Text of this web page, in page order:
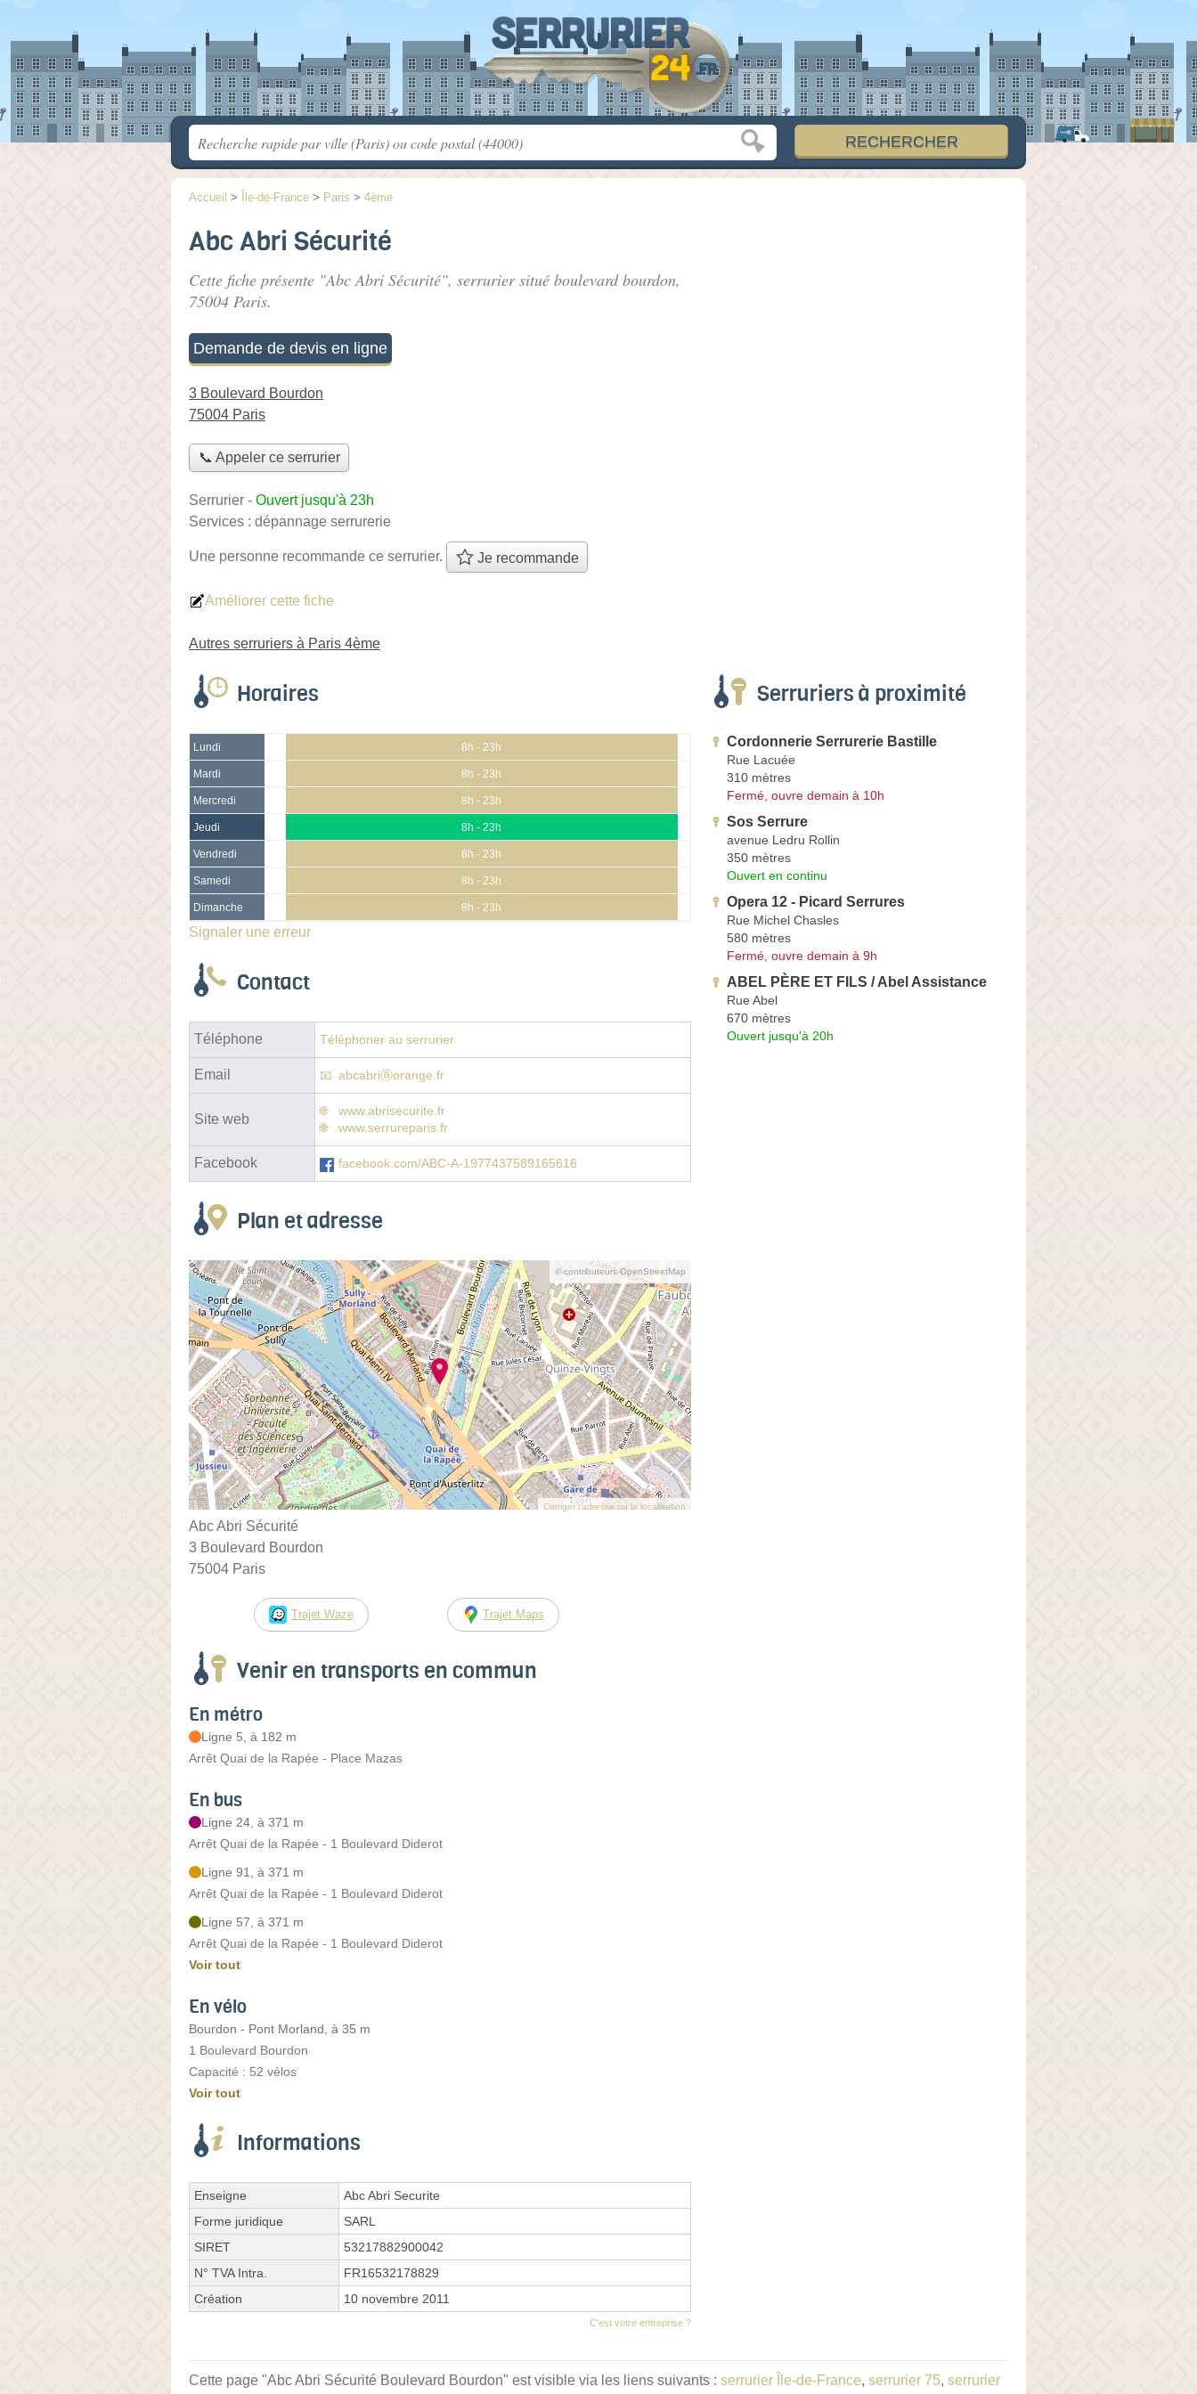
Accueil > Île-de-France > Paris > 4ème
Abc Abri Sécurité
Cette fiche présente "Abc Abri Sécurité", serrurier situé boulevard bourdon,
75004 Paris.
Demande de devis en ligne
3 Boulevard Bourdon
75004 Paris
📞 Appeler ce serrurier
Serrurier - Ouvert jusqu'à 23h
Services : dépannage serrurerie
Une personne recommande ce serrurier. Je recommande
Améliorer cette fiche
Autres serruriers à Paris 4ème
Horaires
Lundi 8h - 23h
Mardi 8h - 23h
Mercredi 8h - 23h
Jeudi 8h - 23h
Vendredi 8h - 23h
Samedi 8h - 23h
Dimanche 8h - 23h
Signaler une erreur
Contact
Téléphone Téléphoner au serrurier
Email abcabriⓐorange.fr
Site web
www.abrisecurite.fr
www.serrureparis.fr
Facebook facebook.com/ABC-A-1977437589165616
Plan et adresse
© contributeurs OpenStreetMap
Corriger l’adresse ou la localisation
Abc Abri Sécurité
3 Boulevard Bourdon
75004 Paris
Trajet Waze Trajet Maps
Venir en transports en commun
En métro
Ligne 5, à 182 m
Arrêt Quai de la Rapée - Place Mazas
En bus
Ligne 24, à 371 m
Arrêt Quai de la Rapée - 1 Boulevard Diderot
Ligne 91, à 371 m
Arrêt Quai de la Rapée - 1 Boulevard Diderot
Ligne 57, à 371 m
Arrêt Quai de la Rapée - 1 Boulevard Diderot
Voir tout
En vélo
Bourdon - Pont Morland, à 35 m
1 Boulevard Bourdon
Capacité : 52 vélos
Voir tout
Informations
Enseigne
Abc Abri Securite
Forme juridique
SARL
SIRET
53217882900042
N° TVA Intra.
FR16532178829
Création
10 novembre 2011
C'est votre entreprise ?
Serruriers à proximité
Cordonnerie Serrurerie Bastille
Rue Lacuée
310 mètres
Fermé, ouvre demain à 10h
Sos Serrure
avenue Ledru Rollin
350 mètres
Ouvert en continu
Opera 12 - Picard Serrures
Rue Michel Chasles
580 mètres
Fermé, ouvre demain à 9h
ABEL PÈRE ET FILS / Abel Assistance
Rue Abel
670 mètres
Ouvert jusqu'à 20h
Cette page "Abc Abri Sécurité Boulevard Bourdon" est visible via les liens suivants : serrurier Île-de-France, serrurier 75, serrurier